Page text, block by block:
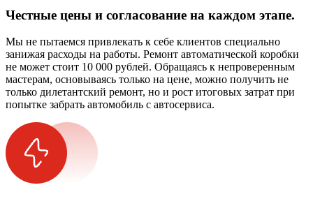
Честные цены и согласование на каждом этапе.
Мы не пытаемся привлекать к себе клиентов специально
занижая расходы на работы. Ремонт автоматической коробки
не может стоит 10 000 рублей. Обращаясь к непроверенным
мастерам, основываясь только на цене, можно получить не
только дилетантский ремонт, но и рост итоговых затрат при
попытке забрать автомобиль с автосервиса.